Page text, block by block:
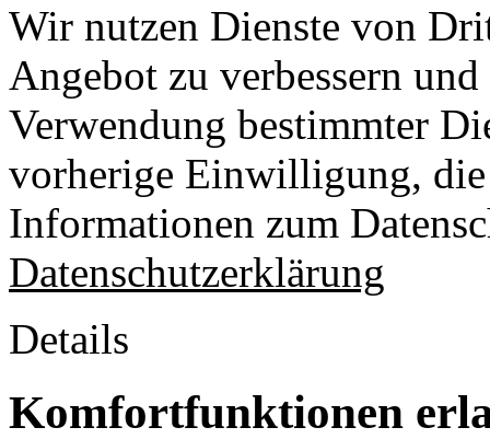
Wir nutzen Dienste von
Angebot zu verbessern
Verwendung bestimmter
vorherige Einwilligung,
Informationen zum
Datenschutzerklärung
Details
Komfortfunktionen